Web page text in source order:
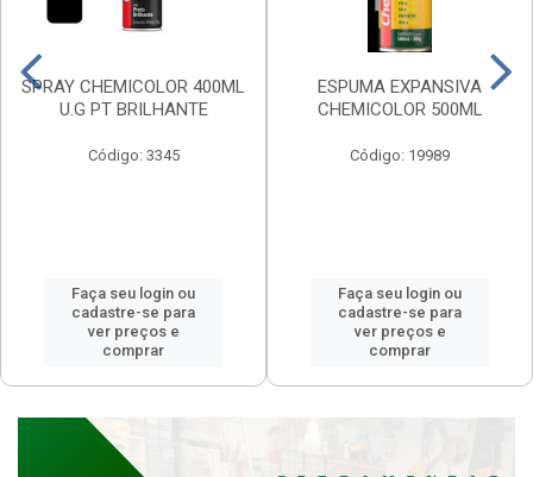
SPRAY CHEMICOLOR 400ML
U.G PT BRILHANTE
Código: 3345
Faça seu login ou
cadastre-se para
ver preços e
comprar
ESPUMA EXPANSIVA
CHEMICOLOR 500ML
Código: 19989
Faça seu login ou
cadastre-se para
ver preços e
comprar